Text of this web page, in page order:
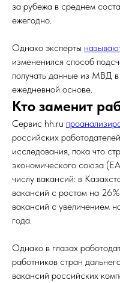
за рубежа в среднем
ежегодно.
Однако эксперты
измененился способ
получать данные из МВД
ежедневной основе.
Кто заменит
Сервис hh.ru
российских
исследования, пока что
экономического союза
числу вакансий: в
вакансий с ростом на
вакансий с увеличением
года.
Однако в глазах
работников стран
вакансий российских